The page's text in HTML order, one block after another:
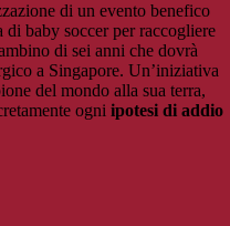
di un evento benefico
di baby soccer per raccogliere
di sei anni che dovrà
a Singapore. Un’iniziativa
del mondo alla sua terra,
ogni ipotesi di addio